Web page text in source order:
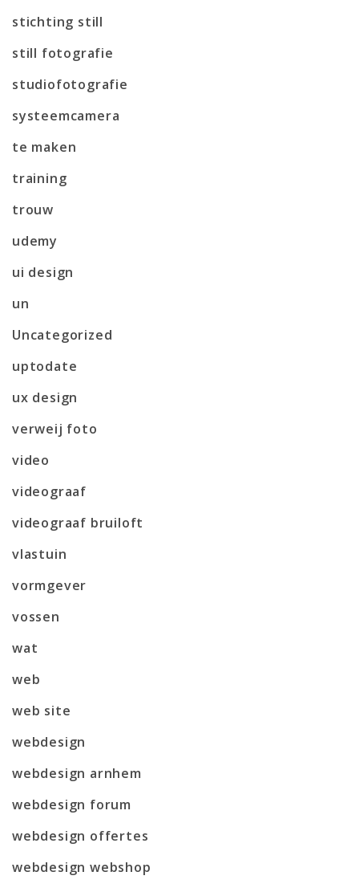
stichting still
still fotografie
studiofotografie
systeemcamera
te maken
training
trouw
udemy
ui design
un
Uncategorized
uptodate
ux design
verweij foto
video
videograaf
videograaf bruiloft
vlastuin
vormgever
vossen
wat
web
web site
webdesign
webdesign arnhem
webdesign forum
webdesign offertes
webdesign webshop